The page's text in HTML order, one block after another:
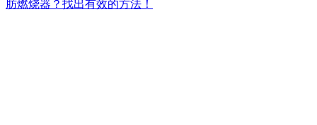
肪燃烧器？找出有效的方法！